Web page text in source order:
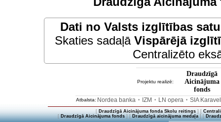
Dati no Valsts izglītības
Skaties sadaļā Vispārējā
Centralizēto
Projektu realizē:
Draudzīgā
Aicinājuma
fonds
Atbalsta: Nordea banka • IZM • LN opera • SIA
[ Draudzīgā Aicinājuma fonda Skolu reitings] [
[Draudzīgā Aicinājuma fonds] [Draudzīgā aicinājuma medaļa] [